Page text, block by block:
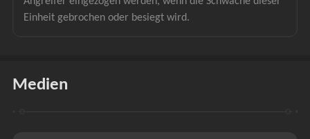
Einheit gebrochen oder besiegt wird.
Medien